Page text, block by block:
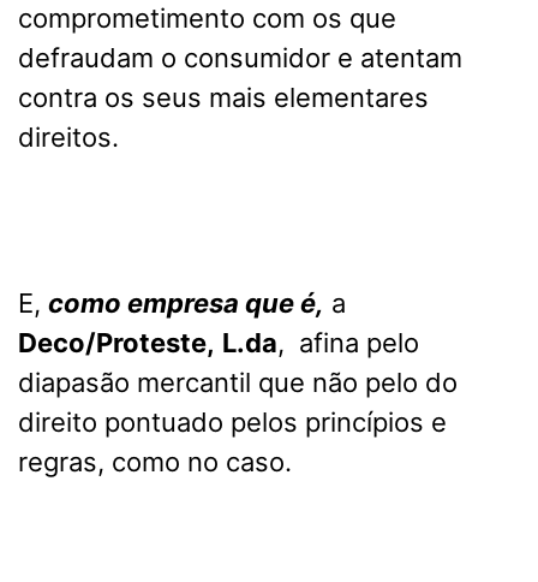
comprometimento com os que
defraudam o consumidor e atentam
contra os seus mais elementares
direitos.
E, como empresa que é, a
Deco/Proteste, L.da, afina pelo
diapasão mercantil que não pelo do
direito pontuado pelos princípios e
regras, como no caso.